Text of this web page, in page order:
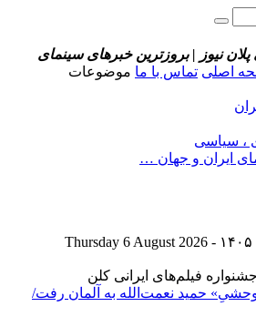
پلان نیوز | بروزترین خبرهای سینمای
اصلی تماس با ما موضوعات
، سیاسی
ایران و جهان …
فیلم‌های ایرانی کلن